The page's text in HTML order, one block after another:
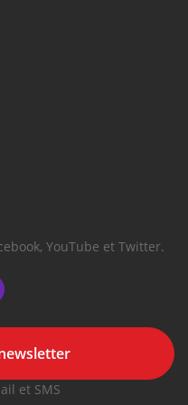
YouTube et Twitter.
et SMS